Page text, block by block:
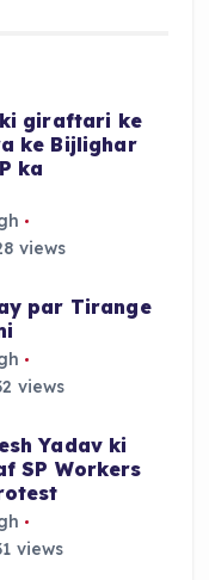
ki giraftari ke
ke Bijlighar
ka
views
par Tirange
views
Yadav ki
SP Workers
views